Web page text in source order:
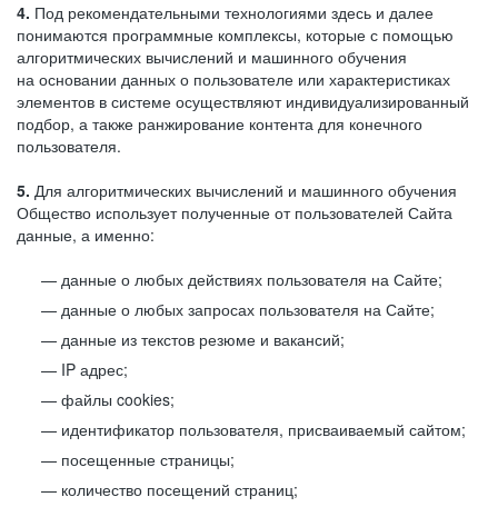
4. Под рекомендательными технологиями здесь и далее
понимаются программные комплексы, которые с помощью
алгоритмических вычислений и машинного обучения
на основании данных о пользователе или характеристиках
элементов в системе осуществляют индивидуализированный
подбор, а также ранжирование контента для конечного
пользователя.
5. Для алгоритмических вычислений и машинного обучения
Общество использует полученные от пользователей Сайта
данные, а именно:
данные о любых действиях пользователя на Сайте;
данные о любых запросах пользователя на Сайте;
данные из текстов резюме и вакансий;
IP адрес;
файлы cookies;
идентификатор пользователя, присваиваемый сайтом;
посещенные страницы;
количество посещений страниц;